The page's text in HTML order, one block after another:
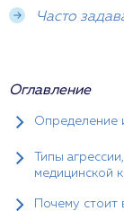
Часто
Оглавление
Определение
Типы
медицинской
Почему